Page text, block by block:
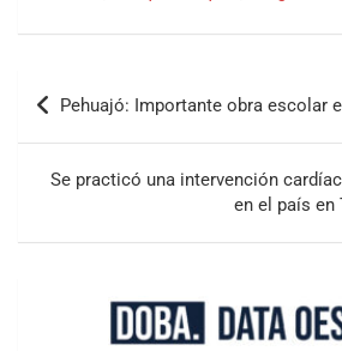
Pehuajó: Importante obra escolar
Se practicó una intervención
en el país en